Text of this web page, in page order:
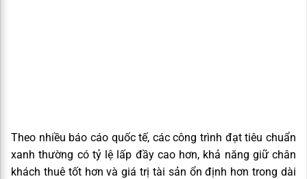
Theo nhiều báo cáo quốc tế, các công trình đạt tiêu chuẩn
xanh thường có tỷ lệ lấp đầy cao hơn, khả năng giữ chân
khách thuê tốt hơn và giá trị tài sản ổn định hơn trong dài